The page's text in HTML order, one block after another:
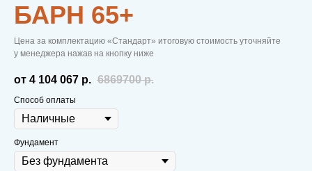
БАРН 65+
Цена за комплектацию «Стандарт» итоговую стоимость уточняйте
у менеджера нажав на кнопку ниже
от 4 104 067 р. 6869700 р.
Способ оплаты
Фундамент
МОДУЛЬНЫЕ
ДОМА —
ВСЕМУ
ГОЛОВА